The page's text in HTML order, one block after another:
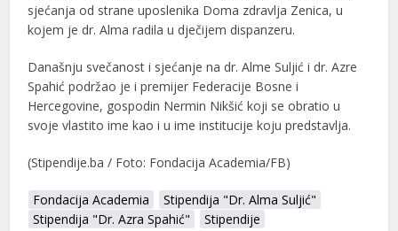
sjećanja od strane uposlenika Doma zdravlja Zenica, u
kojem je dr. Alma radila u dječijem dispanzeru.
Današnju svečanost i sjećanje na dr. Alme Suljić i dr. Azre
Spahić podržao je i premijer Federacije Bosne i
Hercegovine, gospodin Nermin Nikšić koji se obratio u
svoje vlastito ime kao i u ime institucije koju predstavlja.
(Stipendije.ba / Foto: Fondacija Academia/FB)
Fondacija Academia
Stipendija "Dr. Alma Suljić"
Stipendija "Dr. Azra Spahić"
Stipendije